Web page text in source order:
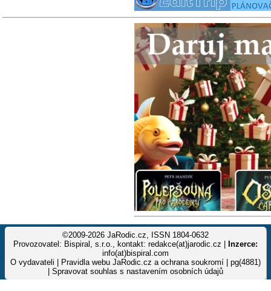
©2009-2026 JaRodic.cz, ISSN 1804-0632
Provozovatel: Bispiral, s.r.o., kontakt: redakce(at)jarodic.cz |
Inzerce:
info(at)bispiral.com
O vydavateli
Pravidla webu JaRodic.cz a ochrana soukromí | pg(4881)
Spravovat souhlas s nastavením osobních údajů